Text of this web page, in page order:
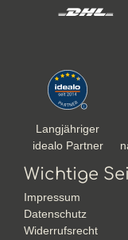
Langjähriger
idealo Partner
Wichtige
Impressum
Datenschutz
Widerrufsrecht